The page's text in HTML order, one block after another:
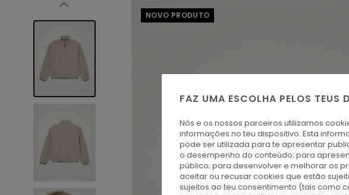
NOVO PRODUTO
FAZ UMA ESCOLHA PELOS TEUS
Nós e os nossos parceiros utilizamos
informações no teu dispositivo. Esta
pode ser utilizada para te apresentar
o desempenho do conteúdo; para
público; para desenvolver e melhorar os
aceitar ou recusar cookies que estão
sujeitos ao teu consentimento (tais como